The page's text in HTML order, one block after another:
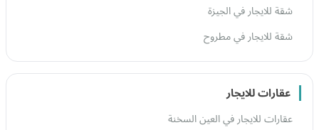
شقة للايجار في الجيزة
شقة للايجار في مطروح
عقارات للايجار
عقارات للايجار في العين السخنة